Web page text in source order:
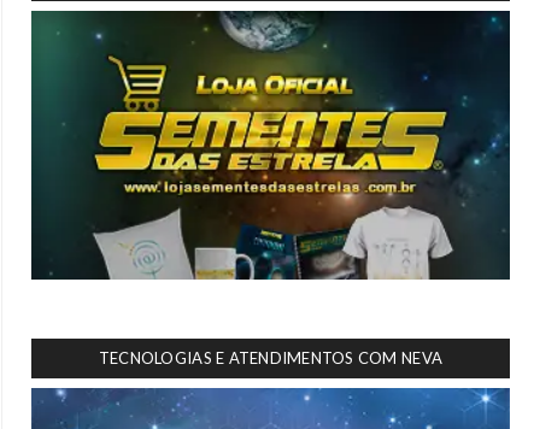
TECNOLOGIAS E ATENDIMENTOS COM NEVA